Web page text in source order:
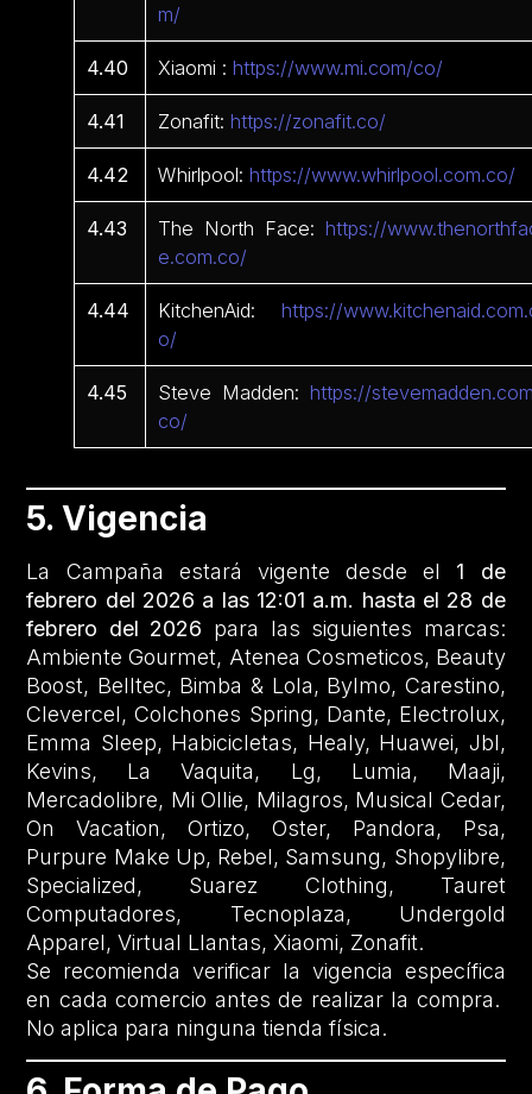
m/
4.40 Xiaomi :https://www.mi.com/co/
4.41 Zonafit:https://zonafit.co/
4.42 Whirlpool:https://www.whirlpool.com.co/
4.43 The North Face:https://
e.com.co/
4.44 KitchenAid:https://
o/
4.45 Steve Madden:https://
co/
5. Vigencia
La Campaña estará vigente desde el
1 de
febrero del 2026 a las 12:01 a.m. hasta el 28 de
febrero del 2026 para las siguientes marcas:
Ambiente Gourmet, Atenea Cosmeticos, Beauty
Boost, Belltec, Bimba & Lola, Bylmo, Carestino,
Clevercel, Colchones Spring, Dante, Electrolux,
Emma Sleep, Habicicletas, Healy, Huawei, Jbl,
Kevins, La Vaquita, Lg, Lumia, Maaji,
Mercadolibre, Mi Ollie, Milagros, Musical Cedar,
On Vacation, Ortizo, Oster, Pandora, Psa,
Purpure Make Up, Rebel, Samsung, Shopylibre,
Specialized, Suarez Clothing, Tauret
Computadores, Tecnoplaza, Undergold
Apparel, Virtual Llantas, Xiaomi, Zonafit.
Se recomienda verificar la vigencia específica
en cada comercio antes de realizar la compra.
No aplica para ninguna tienda física.